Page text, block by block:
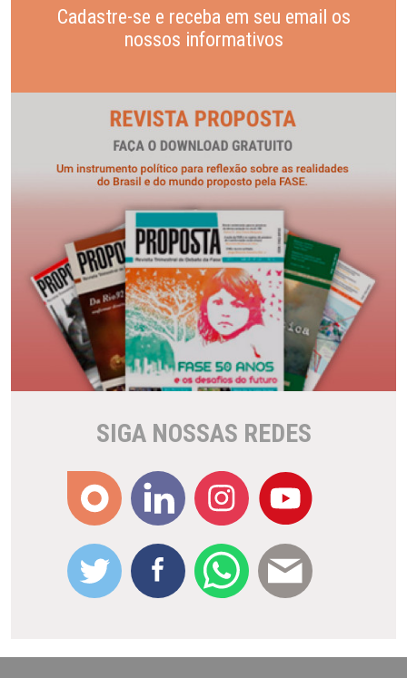
Cadastre-se e receba em seu email os
nossos informativos
SIGA NOSSAS REDES